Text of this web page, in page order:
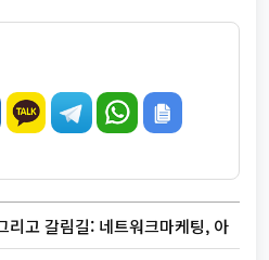
리고 갈림길: 네트워크마케팅, 아